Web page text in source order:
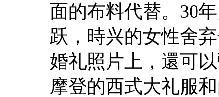
面的布料代替。30
跃，時兴的女性舍
婚礼照片上，還可
摩登的西式大礼服